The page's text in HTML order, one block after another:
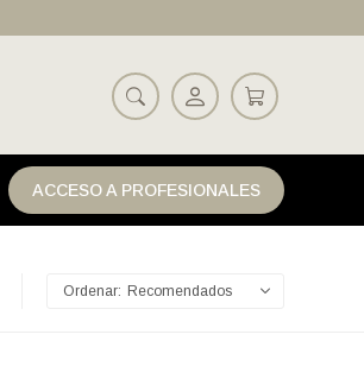
ACCESO A PROFESIONALES
Recomendados